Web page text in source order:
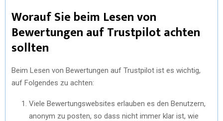
Worauf Sie beim Lesen von
Bewertungen auf Trustpilot achten
sollten
Beim Lesen von Bewertungen auf Trustpilot ist es wichtig,
auf Folgendes zu achten:
Viele Bewertungswebsites erlauben es den Benutzern,
anonym zu posten, so dass nicht immer klar ist, wie